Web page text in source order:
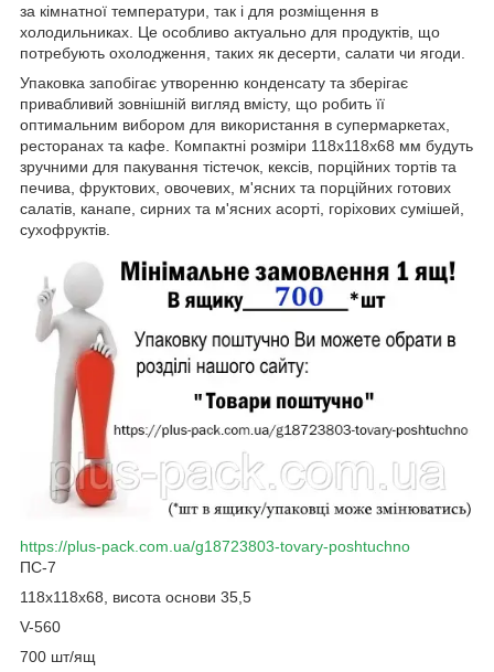
за кімнатної температури, так і для розміщення в
холодильниках. Це особливо актуально для продуктів, що
потребують охолодження, таких як десерти, салати чи ягоди.
Упаковка запобігає утворенню конденсату та зберігає
привабливий зовнішній вигляд вмісту, що робить її
оптимальним вибором для використання в супермаркетах,
ресторанах та кафе. Компактні розміри 118х118х68 мм будуть
зручними для пакування тістечок, кексів, порційних тортів та
печива, фруктових, овочевих, м'ясних та порційних готових
салатів, канапе, сирних та м'ясних асорті, горіхових сумішей,
сухофруктів.
https://plus-pack.com.ua/g18723803-tovary-poshtuchno
ПС-7
118х118х68, висота основи 35,5
V-560
700 шт/ящ